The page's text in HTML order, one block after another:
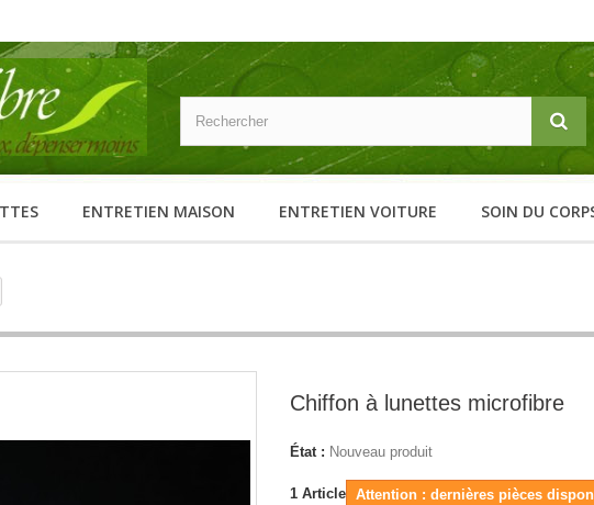
ENTRETIEN MAISON ENTRETIEN VOITURE SOIN DU
Chiffon à lunettes microfibre
État : Nouveau produit
1 Article Attention : dernières pièces